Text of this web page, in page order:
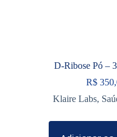
D-Ribose Pó –
R$
Klaire Labs,